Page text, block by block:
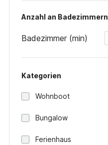
Anzahl an Badezimmern
Badezimmer (min)
Kategorien
Wohnboot
Bungalow
Ferienhaus